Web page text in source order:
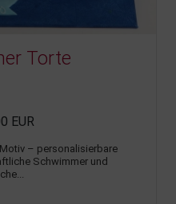
Torte
EUR
– personalisierbare
Schwimmer und